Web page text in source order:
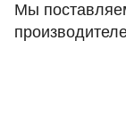
Мы